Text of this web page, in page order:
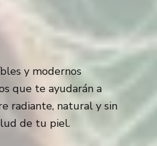
y modernos
que te ayudarán a
radiante, natural y sin
de tu piel.